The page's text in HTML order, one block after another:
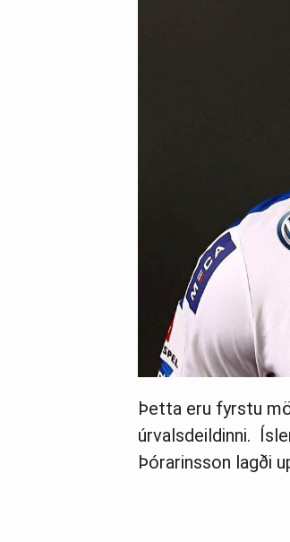
Þetta eru fyrstu
úrvalsdeildinni.
Þórarinsson lagði